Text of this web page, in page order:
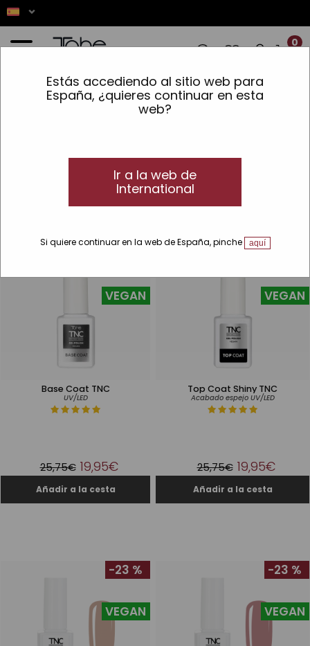
Estás accediendo al sitio web para
España, ¿quieres continuar en esta
web?
Ir a la web de
International
Si quiere continuar en la web de España, pinche aquí
0
REALIZADOS ENTRE EL 7 Y EL 16
Tahe Nails Colors
Descubre el nuevo esmalte de uñas semipermanente vegano
de larga duración y alta pigmentación. Acabado profesional
con 70 colores vibrantes.
Base Coat TNC
UV/LED
VEGAN
25,75€ 19,95€
Top Coat Shiny TNC
Acabado espejo UV/LED
VEGAN
-23 %
25,75€ 19,95€
VEGAN
-23 %
VEGAN
-23 %